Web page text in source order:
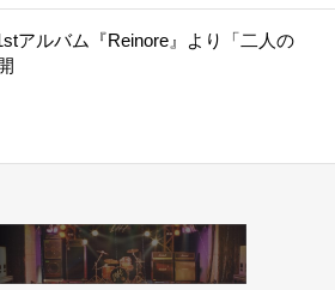
アルバム『Reinore』より「二人の